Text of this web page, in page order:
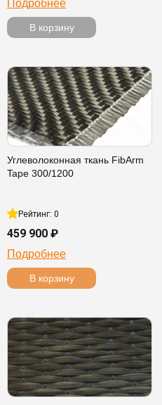
Подробнее
В корзину
Углеволоконная ткань FibArm
Tape 300/1200
Рейтинг: 0
459 900 ₽
Подробнее
В корзину